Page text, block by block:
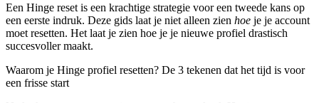
Een Hinge reset is een krachtige strategie voor een tweede kans op
een eerste indruk. Deze gids laat je niet alleen zien hoe je je account
moet resetten. Het laat je zien hoe je je nieuwe profiel drastisch
succesvoller maakt.
Waarom je Hinge profiel resetten? De 3 tekenen dat het tijd is voor
een frisse start